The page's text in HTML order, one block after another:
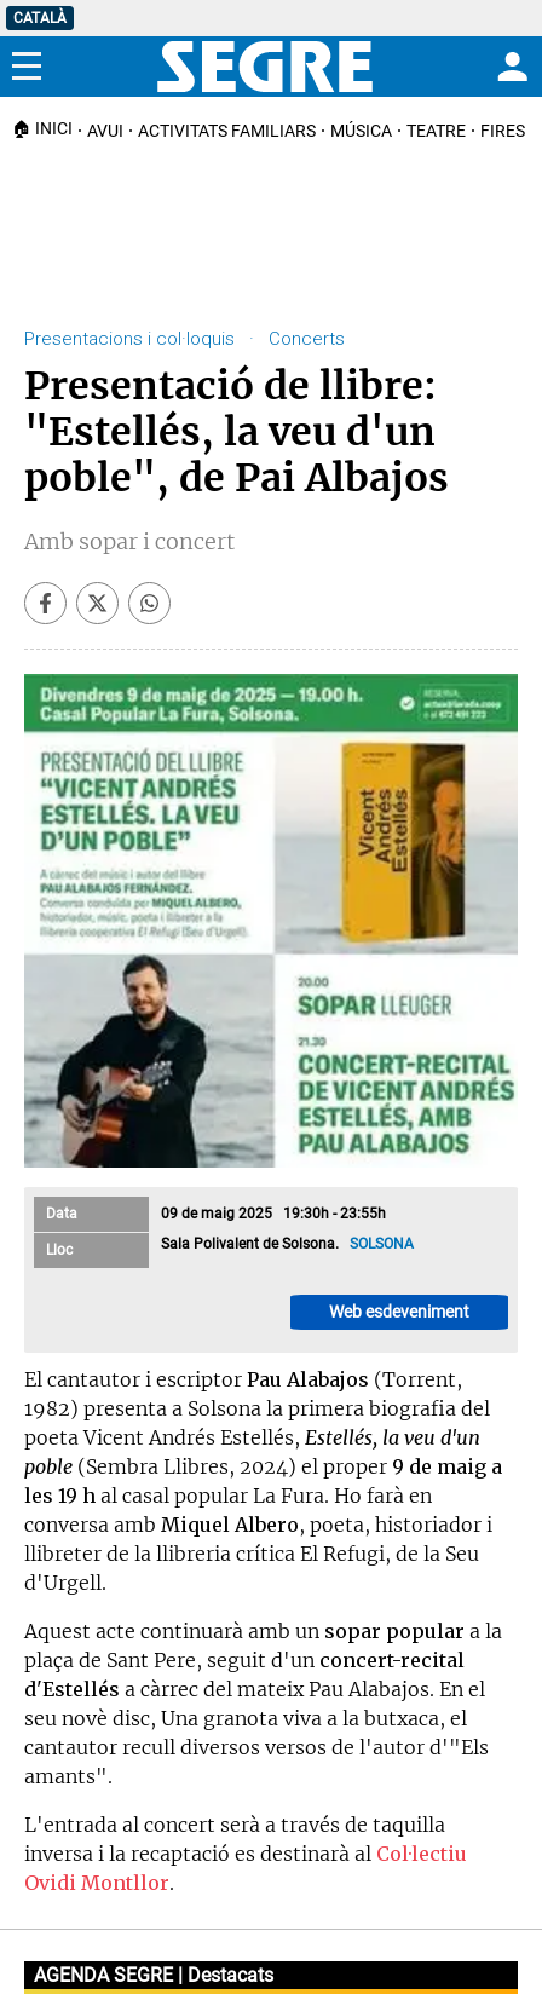
CATALÀ
Menú
🏠 INICI AVUI ACTIVITATS FAMILIARS MÚSICA TEATRE FIRES I
Presentacions i col·loquis · Concerts
Presentació de llibre:
"Estellés, la veu d'un
poble", de Pai Albajos
Amb sopar i concert
Data 09 de maig 2025 19:30h - 23:55h
Lloc Sala Polivalent de Solsona.SOLSONA
Web esdeveniment
El cantautor i escriptor Pau Alabajos (Torrent,
1982) presenta a Solsona la primera biografia del
poeta Vicent Andrés Estellés, Estellés, la veu d'un
poble (Sembra Llibres, 2024) el proper 9 de maig a
les 19 h al casal popular La Fura. Ho farà en
conversa amb Miquel Albero, poeta, historiador i
llibreter de la llibreria crítica El Refugi, de la Seu
d'Urgell.
Aquest acte continuarà amb un sopar popular a la
plaça de Sant Pere, seguit d'un concert-recital
d'Estellés a càrrec del mateix Pau Alabajos. En el
seu novè disc, Una granota viva a la butxaca, el
cantautor recull diversos versos de l'autor d'"Els
amants".
L'entrada al concert serà a través de taquilla
inversa i la recaptació es destinarà al Col·lectiu
Ovidi Montllor.
AGENDA SEGRE | Destacats